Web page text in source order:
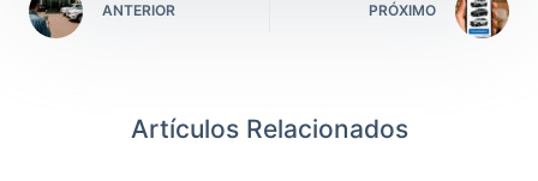
ANTERIOR PRÓXIMO
Artículos Relacionados